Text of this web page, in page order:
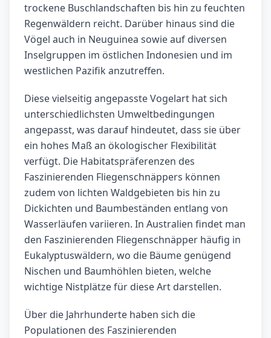
trockene Buschlandschaften bis hin zu feuchten
Regenwäldern reicht. Darüber hinaus sind die
Vögel auch in Neuguinea sowie auf diversen
Inselgruppen im östlichen Indonesien und im
westlichen Pazifik anzutreffen.
Diese vielseitig angepasste Vogelart hat sich
unterschiedlichsten Umweltbedingungen
angepasst, was darauf hindeutet, dass sie über
ein hohes Maß an ökologischer Flexibilität
verfügt. Die Habitatspräferenzen des
Faszinierenden Fliegenschnäppers können
zudem von lichten Waldgebieten bis hin zu
Dickichten und Baumbeständen entlang von
Wasserläufen variieren. In Australien findet man
den Faszinierenden Fliegenschnäpper häufig in
Eukalyptuswäldern, wo die Bäume genügend
Nischen und Baumhöhlen bieten, welche
wichtige Nistplätze für diese Art darstellen.
Über die Jahrhunderte haben sich die
Populationen des Faszinierenden